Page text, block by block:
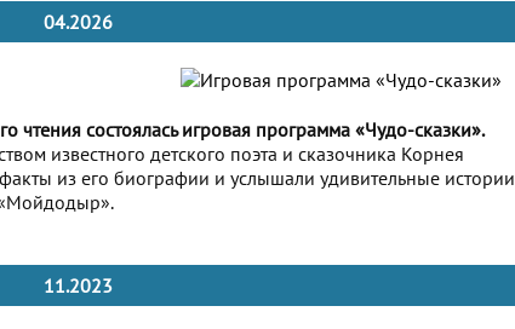
04.2026
чтения состоялась игровая программа «Чудо-сказки».
известного детского поэта и сказочника Корнея
из его биографии и услышали удивительные истории
11.2023